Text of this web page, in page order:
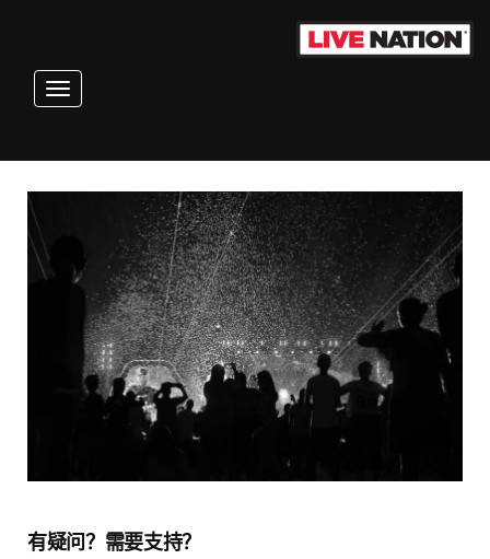
Toggle navigation
有疑问？需要支持？